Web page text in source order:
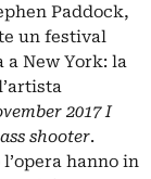
Paddock,
un festival
a New York: la
2017 I
shooter.
hanno in